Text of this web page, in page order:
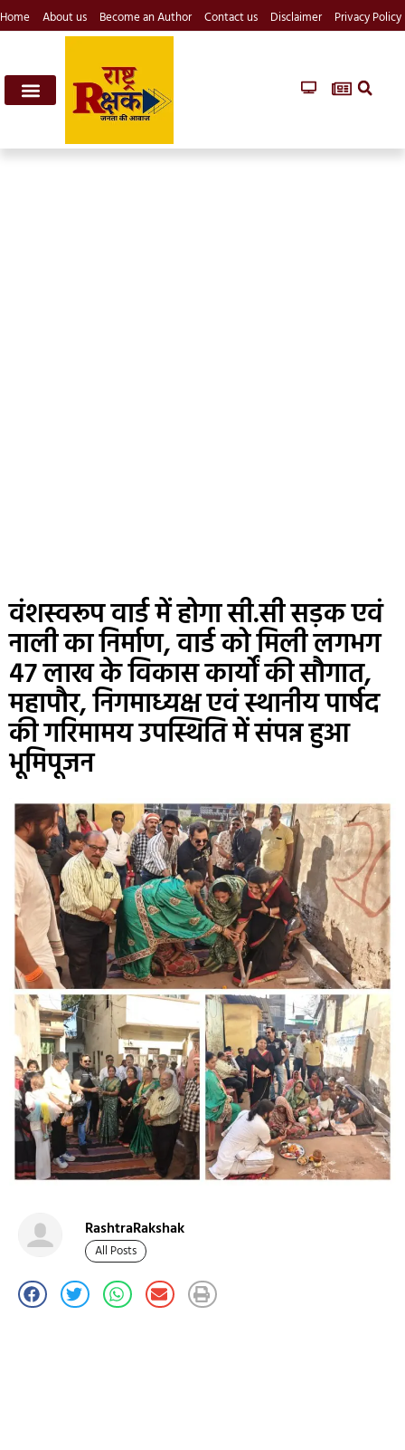
Home About us Become an Author Contact us Disclaimer Privacy Policy
वंशस्वरूप वार्ड में होगा सी.सी सड़क एवं
नाली का निर्माण, वार्ड को मिली लगभग
47 लाख के विकास कार्यों की सौगात,
महापौर, निगमाध्यक्ष एवं स्थानीय पार्षद
की गरिमामय उपस्थिति में संपन्न हुआ
भूमिपूजन
RashtraRakshak
All Posts